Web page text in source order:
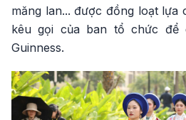
măng lan... được đồng loạt lựa
kêu gọi của ban tổ chức để
Guinness.